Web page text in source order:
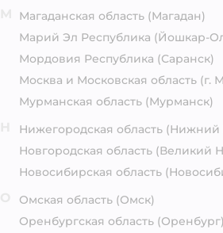
Магаданская область (Магадан)
Марий Эл Республика (Йошкар-
Мордовия Республика (Саранск)
Москва и Московская область (г.
Мурманская область (Мурманск)
Нижегородская область (Нижний
Новгородская область (Великий
Новосибирская область
Омская область (Омск)
Оренбургская область (Оренбург)